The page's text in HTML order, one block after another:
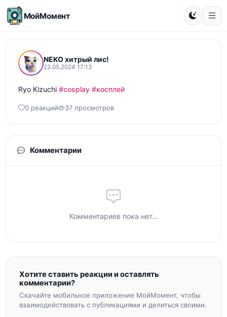
МойМомент
NEKO хитрый лис!
22.05.2024 17:13
Ryo Kizuchi #cosplay #косплей
0 реакций 37 просмотров
Комментарии
Комментариев пока нет...
Хотите ставить реакции и оставлять
комментарии?
Скачайте мобильное приложение МойМомент, чтобы
взаимодействовать с публикациями и делиться своими.